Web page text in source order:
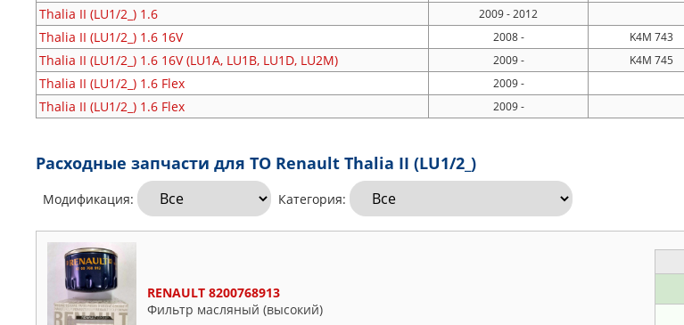
Thalia II (LU1/2_) 1.6 2009 - 2012
Thalia II (LU1/2_) 1.6 16V 2008 - K4M 743
Thalia II (LU1/2_) 1.6 16V (LU1A, LU1B, LU1D, LU2M) 2009 - K4M 745
Thalia II (LU1/2_) 1.6 Flex 2009 -
Thalia II (LU1/2_) 1.6 Flex 2009 -
Расходные запчасти для ТО Renault Thalia II (LU1/2_)
Модификация: Категория:
RENAULT 8200768913
Фильтр масляный (высокий)